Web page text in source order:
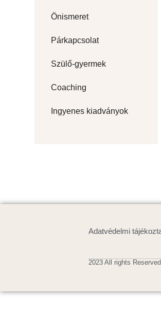
Önismeret
Párkapcsolat
Szülő-gyermek
Coaching
Ingyenes kiadványok
Adatvédelmi
2023 All rights